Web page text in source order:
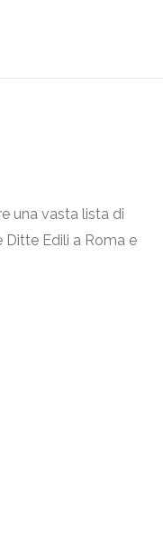
una vasta lista di
Edili a Roma e